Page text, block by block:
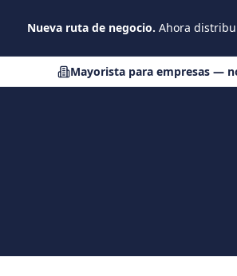
Nueva ruta de negocio. Ahora
Mayorista para empresas —